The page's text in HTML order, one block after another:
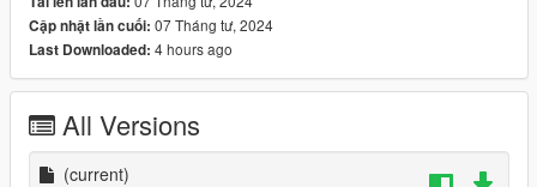
Cập nhật lần cuối: 07 Tháng tư, 2024
Last Downloaded: 4 hours ago
All Versions
(current)